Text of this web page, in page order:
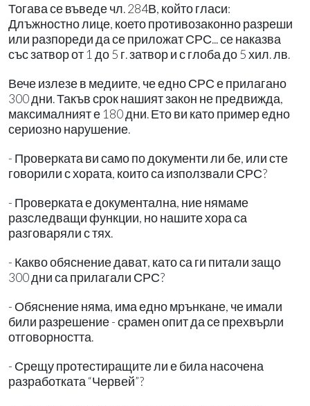
Тогава се въведе чл. 284В, който гласи:
Длъжностно лице, което противозаконно разреши
или разпореди да се приложат СРС... се наказва
със затвор от 1 до 5 г. затвор и с глоба до 5 хил. лв.
Вече излезе в медиите, че едно СРС е прилагано
300 дни. Такъв срок нашият закон не предвижда,
максималният е 180 дни. Ето ви като пример едно
сериозно нарушение.
- Проверката ви само по документи ли бе, или сте
говорили с хората, които са използвали СРС?
- Проверката е документална, ние нямаме
разследващи функции, но нашите хора са
разговаряли с тях.
- Какво обяснение дават, като са ги питали защо
300 дни са прилагали СРС?
- Обяснение няма, има едно мрънкане, че имали
били разрешение - срамен опит да се прехвърли
отговорността.
- Срещу протестиращите ли е била насочена
разработката “Червей”?